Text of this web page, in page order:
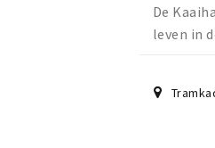
De
leven in